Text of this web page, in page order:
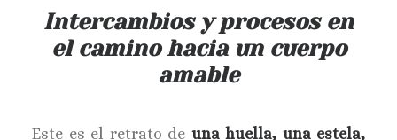
Intercambios y procesos en
el camino hacia un cuerpo
amable
Este es el retrato de una huella, una estela,